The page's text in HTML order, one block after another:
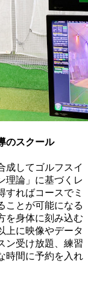
のスクール
成してゴルフスイ
理論」に基づくレ
すればコースでミ
ことが可能になる
を身体に刻み込む
上に映像やデータ
ン受け放題、練習
時間に予約を入れ